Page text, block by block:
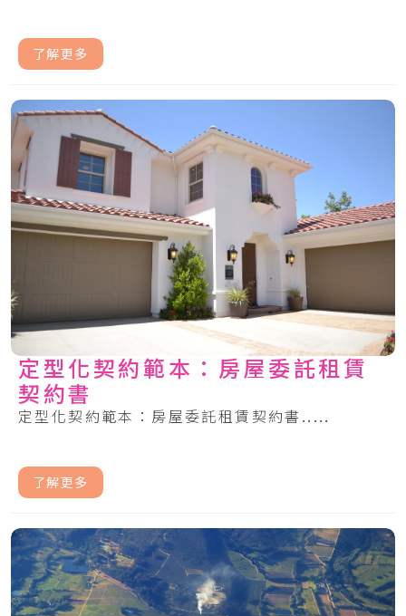
了解更多
定型化契約範本：房屋委託租賃
契約書
定型化契約範本：房屋委託租賃契約書.....
了解更多